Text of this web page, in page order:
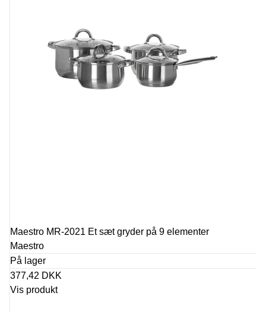
Maestro MR-2021 Et sæt gryder på 9 elementer
Maestro
På lager
377,42 DKK
Vis produkt